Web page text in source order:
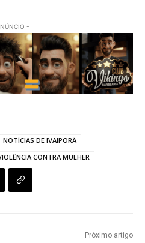
-
NOTÍCIAS DE IVAIPORÃ
CONTRA MULHER
Próximo artigo